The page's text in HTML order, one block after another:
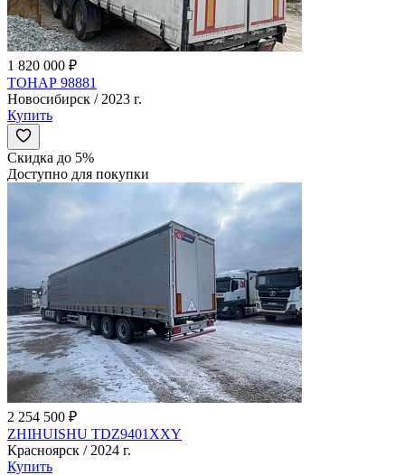
1 820 000 ₽
ТОНАР 98881
Новосибирск / 2023 г.
Купить
Скидка до 5%
Доступно для покупки
2 254 500 ₽
ZHIHUISHU TDZ9401XXY
Красноярск / 2024 г.
Купить